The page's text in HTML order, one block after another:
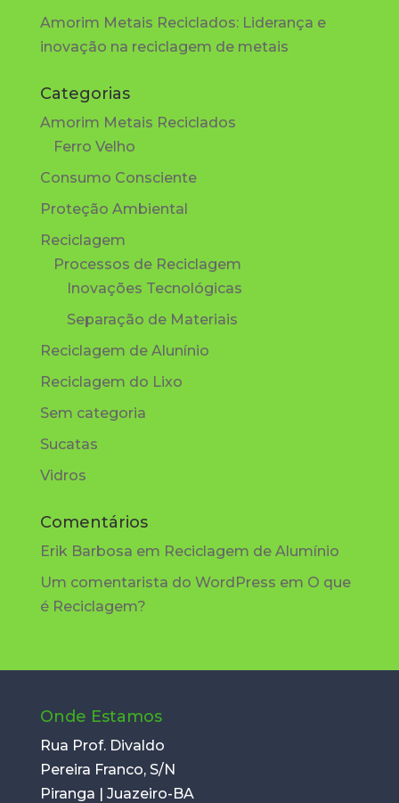
Amorim Metais Reciclados: Liderança e
inovação na reciclagem de metais
Categorias
Amorim Metais Reciclados
Ferro Velho
Consumo Consciente
Proteção Ambiental
Reciclagem
Processos de Reciclagem
Inovações Tecnológicas
Separação de Materiais
Reciclagem de Alunínio
Reciclagem do Lixo
Sem categoria
Sucatas
Vidros
Comentários
Erik Barbosa em Reciclagem de Alumínio
Um comentarista do WordPress em O que
é Reciclagem?
Onde Estamos
Rua Prof. Divaldo
Pereira Franco, S/N
Piranga | Juazeiro-BA